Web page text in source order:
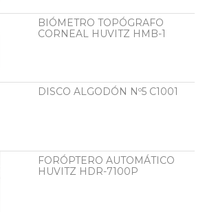
BIÓMETRO TOPÓGRAFO
CORNEAL HUVITZ HMB-1
DISCO ALGODÓN Nº5 C1001
FORÓPTERO AUTOMÁTICO
HUVITZ HDR-7100P